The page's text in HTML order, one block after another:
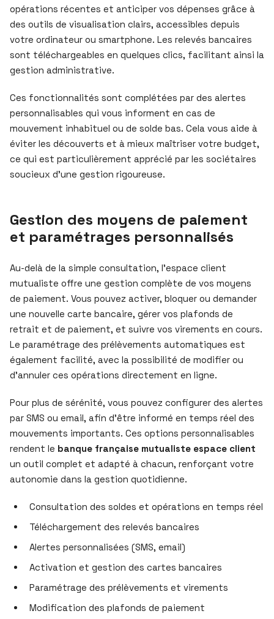
opérations récentes et anticiper vos dépenses grâce à
des outils de visualisation clairs, accessibles depuis
votre ordinateur ou smartphone. Les relevés bancaires
sont téléchargeables en quelques clics, facilitant ainsi la
gestion administrative.
Ces fonctionnalités sont complétées par des alertes
personnalisables qui vous informent en cas de
mouvement inhabituel ou de solde bas. Cela vous aide à
éviter les découverts et à mieux maîtriser votre budget,
ce qui est particulièrement apprécié par les sociétaires
soucieux d’une gestion rigoureuse.
Gestion des moyens de paiement
et paramétrages personnalisés
Au-delà de la simple consultation, l’espace client
mutualiste offre une gestion complète de vos moyens
de paiement. Vous pouvez activer, bloquer ou demander
une nouvelle carte bancaire, gérer vos plafonds de
retrait et de paiement, et suivre vos virements en cours.
Le paramétrage des prélèvements automatiques est
également facilité, avec la possibilité de modifier ou
d’annuler ces opérations directement en ligne.
Pour plus de sérénité, vous pouvez configurer des alertes
par SMS ou email, afin d’être informé en temps réel des
mouvements importants. Ces options personnalisables
rendent le banque française mutualiste espace client
un outil complet et adapté à chacun, renforçant votre
autonomie dans la gestion quotidienne.
Consultation des soldes et opérations en temps réel
Téléchargement des relevés bancaires
Alertes personnalisées (SMS, email)
Activation et gestion des cartes bancaires
Paramétrage des prélèvements et virements
Modification des plafonds de paiement